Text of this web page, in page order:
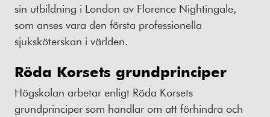
sin utbildning i London av Florence Nightingale,
som anses vara den första professionella
sjuksköterskan i världen.
Röda Korsets grundprinciper
Högskolan arbetar enligt Röda Korsets
grundprinciper som handlar om att förhindra och